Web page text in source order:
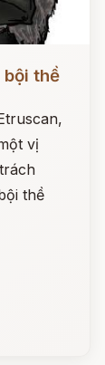
bội thề
vị
thề